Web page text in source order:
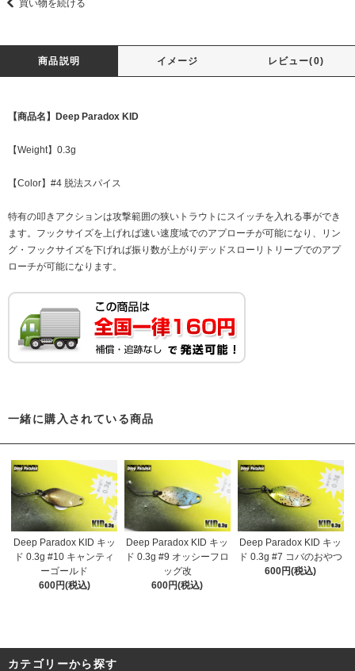
買い物を続ける
商品説明 イメージ レビュー(0)
【商品名】Deep Paradox KID
【Weight】0.3g
【Color】#4 脱法スパイス
特有の叩きアクションは攻撃範囲の狭いトラウトにスイッチを入れる事ができ
ます。フックサイズを上げれば速い速度域でのアプローチが可能になり、リン
グ・フックサイズを下げれば振り数が上がりデッドスローリトリーブでのアプ
ローチが可能になります。
一緒に購入されている商品
Deep Paradox KID キッ
ド 0.3g #10 キャンティ
ーゴールド
600円(税込)
Deep Paradox KID キッ
ド 0.3g #9 オッシーフロ
ッグ改
600円(税込)
Deep Paradox KID キッ
ド 0.3g #7 コバのおやつ
600円(税込)
カテゴリーから探す